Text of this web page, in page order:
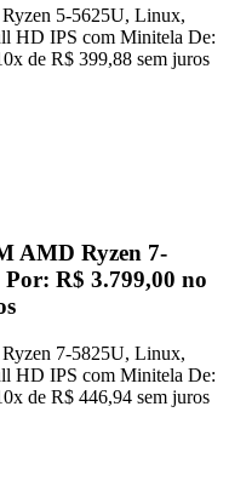
5-5625U, Linux,
HD IPS com Minitela De:
de R$ 399,88 sem juros
AMD Ryzen 7-
R$ 3.799,00 no
7-5825U, Linux,
HD IPS com Minitela De:
de R$ 446,94 sem juros